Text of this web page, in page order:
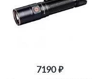
7190 ₽